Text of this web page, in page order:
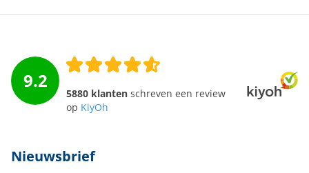
9.2
5880 klanten schreven een review
op KiyOh
Nieuwsbrief